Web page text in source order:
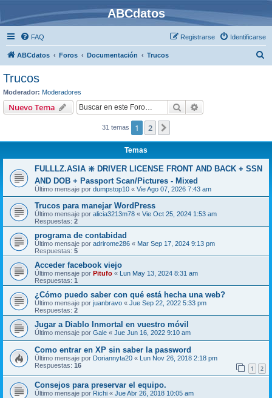
ABCdatos
FAQ Identificarse
Registrarse
ABCdatos Foros Documentación Trucos
Trucos
Moderador: Moderadores
Nuevo Tema Buscar
31 temas 1 2
Temas
FULLLZ.ASIA ❇️ DRIVER LICENSE FRONT AND BACK + SSN
AND DOB + Passport Scan/Pictures - Mixed
Último mensaje por dumpstop10 « Vie Ago 07, 2026 7:43 am
Trucos para manejar WordPress
Último mensaje por alicia3213m78 « Vie Oct 25, 2024 1:53 am
Respuestas: 2
programa de contabidad
Último mensaje por adrirome286 « Mar Sep 17, 2024 9:13 pm
Respuestas: 5
Acceder facebook viejo
Último mensaje por Pitufo « Lun May 13, 2024 8:31 am
Respuestas: 1
¿Cómo puedo saber con qué está hecha una web?
Último mensaje por juanbravo « Jue Sep 22, 2022 5:33 pm
Respuestas: 2
Jugar a Diablo Inmortal en vuestro móvil
Último mensaje por Gale « Jue Jun 16, 2022 9:10 am
Como entrar en XP sin saber la password
Último mensaje por Doriannyta20 « Lun Nov 26, 2018 2:18 pm
Respuestas: 16 1 2
Consejos para preservar el equipo.
Último mensaje por Richi « Jue Abr 26, 2018 10:05 am